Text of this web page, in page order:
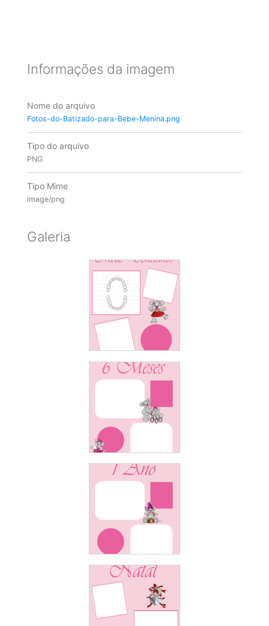
Informações da imagem
Nome do arquivo
Fotos-do-Batizado-para-Bebe-Menina.png
Tipo do arquivo
PNG
Tipo Mime
image/png
Galeria